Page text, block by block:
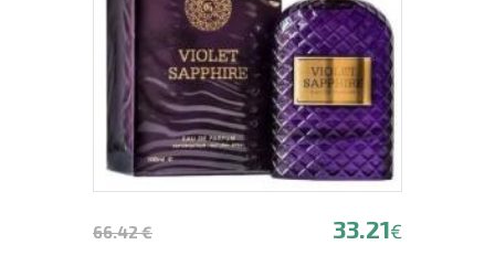
66.42 € 33.21€